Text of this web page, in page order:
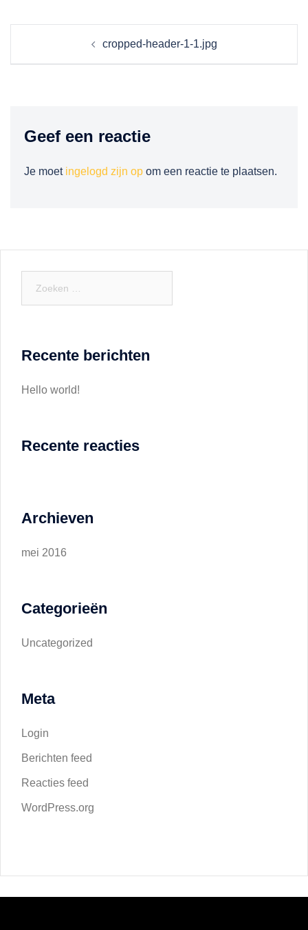
cropped-header-1-1.jpg
Geef een reactie
Je moet ingelogd zijn op om een reactie te plaatsen.
naar:
Recente berichten
Hello world!
Recente reacties
Archieven
mei 2016
Categorieën
Uncategorized
Meta
Login
Berichten feed
Reacties feed
WordPress.org